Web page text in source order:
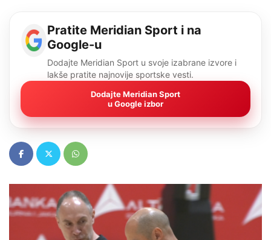
Pratite Meridian Sport i na
Google-u
Dodajte Meridian Sport u svoje izabrane izvore i
lakše pratite najnovije sportske vesti.
Dodajte Meridian Sport
u Google izbor